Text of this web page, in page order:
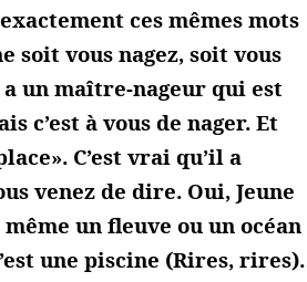
ces mêmes mots
soit vous nagez, soit vous
un maître-nageur qui est
c’est à vous de nager. Et
C’est vrai qu’il a
venez de dire. Oui, Jeune
un fleuve ou un océan
une piscine (Rires, rires).